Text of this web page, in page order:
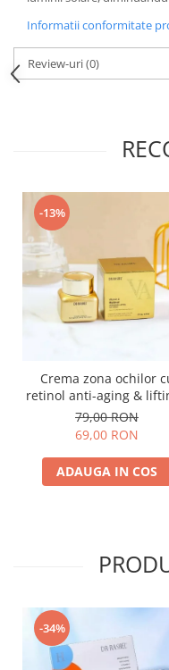
Informatii conformitate
Review-uri(0)
-13%
Crema zona ochilor
retinol anti-aging &
Dr Rashel eye cream
79,00 RON
69,00 RON
ADAUGA IN COS
-34%